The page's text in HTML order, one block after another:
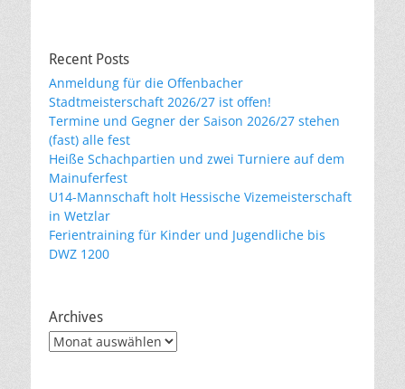
Recent Posts
Anmeldung für die Offenbacher
Stadtmeisterschaft 2026/27 ist offen!
Termine und Gegner der Saison 2026/27 stehen
(fast) alle fest
Heiße Schachpartien und zwei Turniere auf dem
Mainuferfest
U14-Mannschaft holt Hessische Vizemeisterschaft
in Wetzlar
Ferientraining für Kinder und Jugendliche bis
DWZ 1200
Archives
Archives